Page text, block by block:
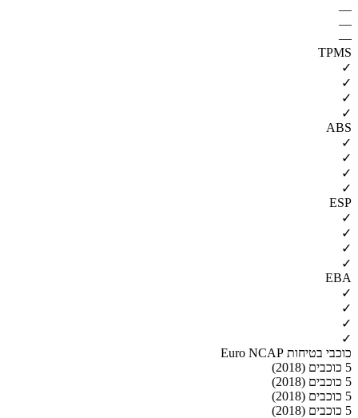
—
—
—
TPMS
✓
✓
✓
✓
ABS
✓
✓
✓
✓
ESP
✓
✓
✓
✓
EBA
✓
✓
✓
✓
כוכבי בטיחות Euro NCAP
5 כוכבים (2018)
5 כוכבים (2018)
5 כוכבים (2018)
5 כוכבים (2018)